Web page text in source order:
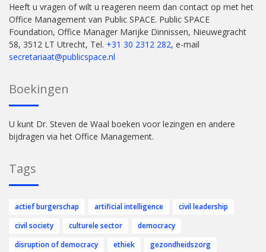
Heeft u vragen of wilt u reageren neem dan contact op met het
Office Management van Public SPACE. Public SPACE
Foundation, Office Manager Marijke Dinnissen, Nieuwegracht
58, 3512 LT Utrecht, Tel. +31 30 2312 282, e-mail
secretariaat@publicspace.nl
Boekingen
U kunt Dr. Steven de Waal boeken voor lezingen en andere
bijdragen via het Office Management.
Tags
actief burgerschap artificial intelligence
civil leadership
civil society
culturele sector
democracy
disruption of democracy
ethiek
gezondheidszorg